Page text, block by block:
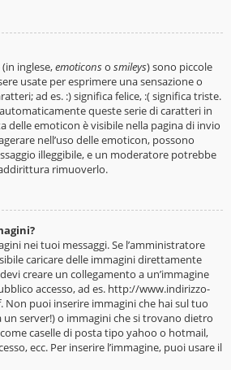
inglese,emoticonso smileys) sono piccole
usate per esprimere una sensazione o
ad es. :) significa felice, :( significa triste.
queste serie di caratteri in
delle emoticon è visibile nella pagina di invio
nell’uso delle emoticon, possono
illeggibile, e un moderatore potrebbe
rimuoverlo.
nei tuoi messaggi. Se l’amministratore
caricare delle immagini direttamente
creare un collegamento a un’immagine
accesso, ad es. http://www.indirizzo-
Non puoi inserire immagini che hai sul tuo
un server!) o immagini che si trovano dietro
caselle di posta tipo yahoo o hotmail,
ecc. Per inserire l’immagine, puoi usare il